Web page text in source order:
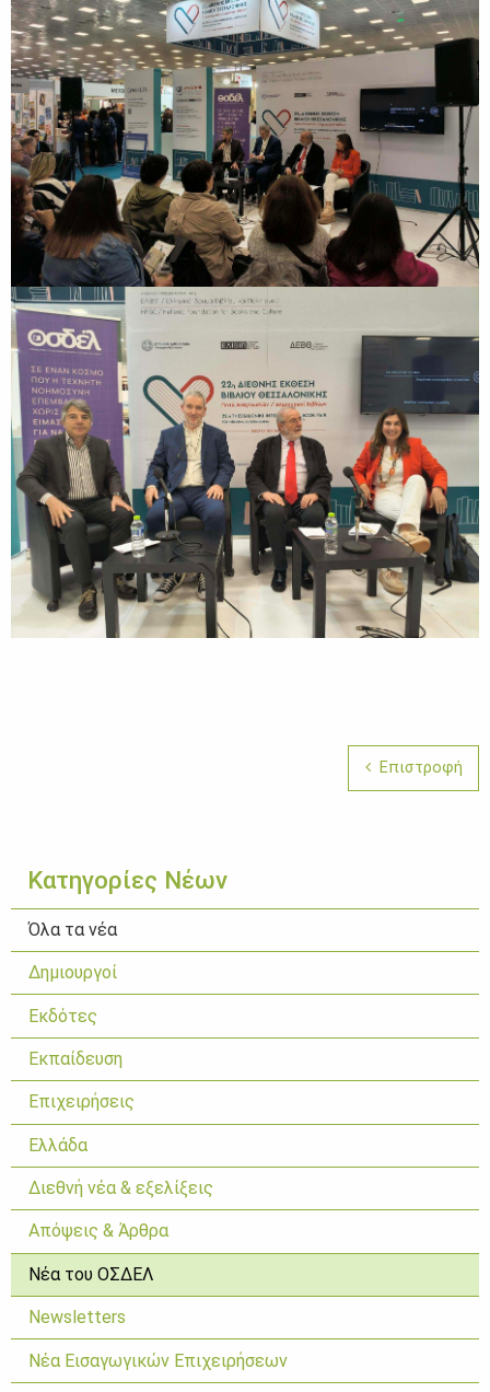
Κατηγορίες Νέων
Όλα τα νέα
Δημιουργοί
Εκδότες
Εκπαίδευση
Επιχειρήσεις
Ελλάδα
Διεθνή νέα & εξελίξεις
Απόψεις & Άρθρα
Νέα του ΟΣΔΕΛ
Newsletters
Νέα Εισαγωγικών Επιχειρήσεων
Επιστροφή